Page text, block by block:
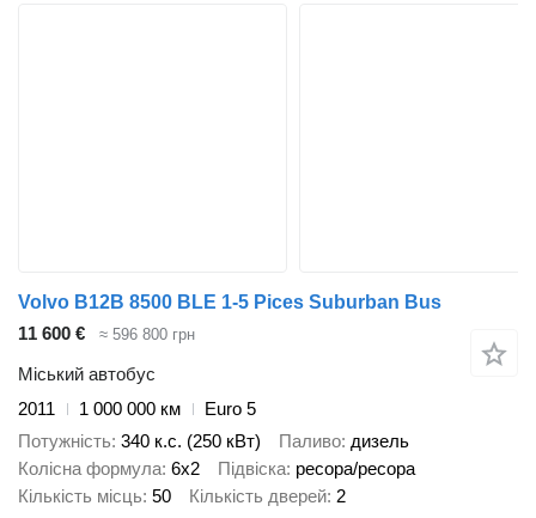
Volvo B12B 8500 BLE 1-5 Pices Suburban Bus
11 600 €
≈ 596 800 грн
Міський автобус
2011
1 000 000 км
Euro 5
Потужність 340 к.с. (250 кВт) Паливо дизель
Колісна формула 6x2 Підвіска ресора/ресора
Кількість місць 50 Кількість дверей 2